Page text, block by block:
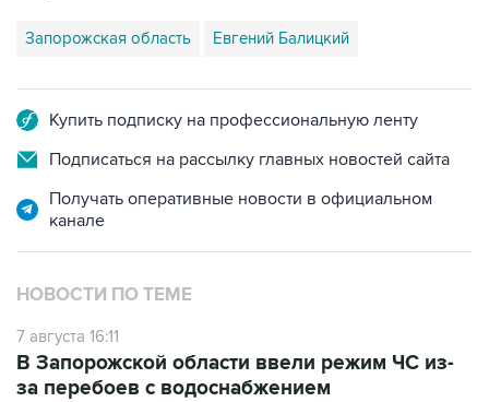
Запорожская область Евгений Балицкий
Купить подписку на профессиональную ленту
Подписаться на рассылку главных новостей сайта
Получать оперативные новости в официальном
канале
НОВОСТИ ПО ТЕМЕ
7 августа 16:11
В Запорожской области ввели режим ЧС из-
за перебоев с водоснабжением